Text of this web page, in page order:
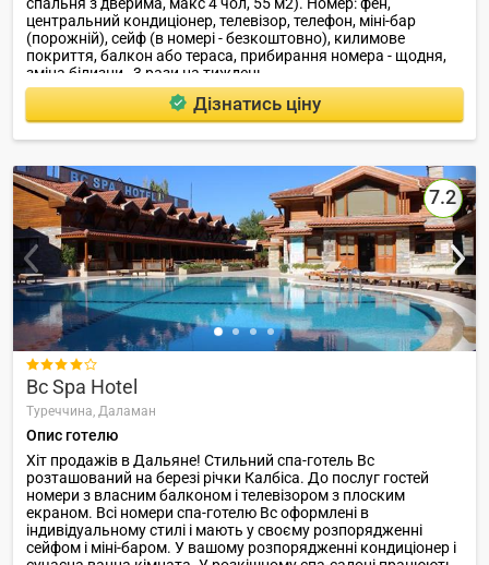
спальня з дверима, макс 4 чол, 55 м2). Номер: фен,
центральний кондиціонер, телевізор, телефон, міні-бар
(порожній), сейф (в номері - безкоштовно), килимове
покриття, балкон або тераса, прибирання номера - щодня,
зміна білизни 3 рази на тиждень.
Дізнатись ціну
7.2

Bc Spa Hotel
Туреччина, Даламан
Опис готелю
Хіт продажів в Дальяне! Стильний спа-готель Bc
розташований на березі річки Калбіса. До послуг гостей
номери з власним балконом і телевізором з плоским
екраном. Всі номери спа-готелю Bc оформлені в
індивідуальному стилі і мають у своєму розпорядженні
сейфом і міні-баром. У вашому розпорядженні кондиціонер і